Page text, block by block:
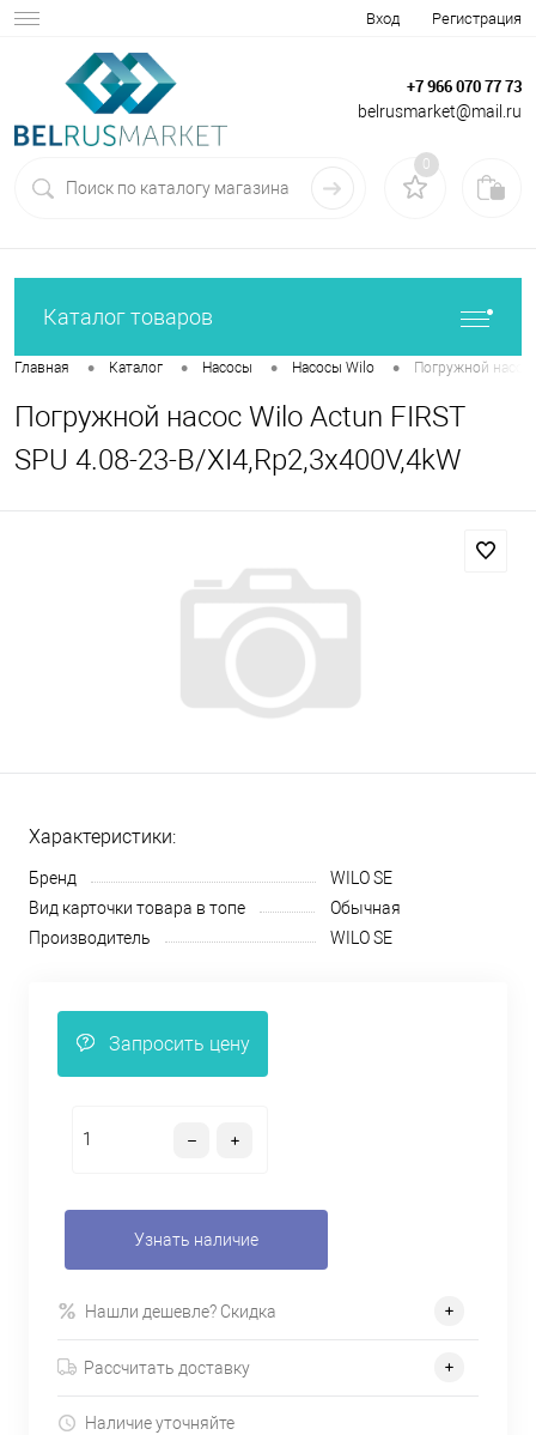
Вход Регистрация
+7 966 070 77 73
belrusmarket@mail.ru
0
Каталог товаров
Главная • Каталог • Насосы • Насосы Wilo • Погружной насос
Погружной насос Wilo Actun FIRST
SPU 4.08-23-B/XI4,Rp2,3x400V,4kW
Характеристики:
Бренд
WILO SE
Вид карточки товара в топе
Обычная
Производитель
WILO SE
Запросить цену
Узнать наличие
Нашли дешевле? Скидка
Рассчитать доставку
Наличие уточняйте